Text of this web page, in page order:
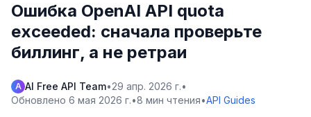
Ошибка OpenAI API quota
exceeded: сначала проверьте
биллинг, а не ретраи
A AI Free API Team•29 апр. 2026 г.•
Обновлено 6 мая 2026 г.•8 мин чтения•API Guides